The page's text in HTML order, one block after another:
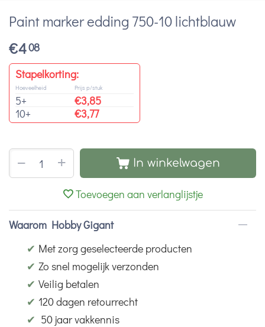
Paint marker edding 750-10 lichtblauw
€408
Stapelkorting:
Hoeveelheid
5+
10+
Prijs p/stuk
€3,85
€3,77
+
− In winkelwagen
Toevoegen aan verlanglijstje
Waarom Hobby Gigant
✔ Met zorg geselecteerde producten
✔ Zo snel mogelijk verzonden
✔ Veilig betalen
✔ 120 dagen retourrecht
✔ 50 jaar vakkennis